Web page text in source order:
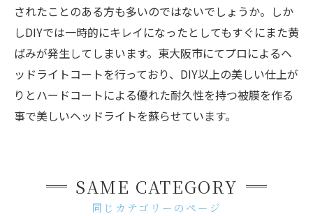
されたことのある方も多いのではないでしょうか。しか
しDIYでは一時的にキレイになったとしてもすぐにまた黄
ばみが発生してしまいます。東大阪市にてプロによるヘ
ッドライトコートを行っており、DIY以上の美しい仕上が
りとハードコートによる優れた耐久性を持つ被膜を作る
事で美しいヘッドライトを蘇らせています。
同じカテゴリーのページ
SAME CATEGORY